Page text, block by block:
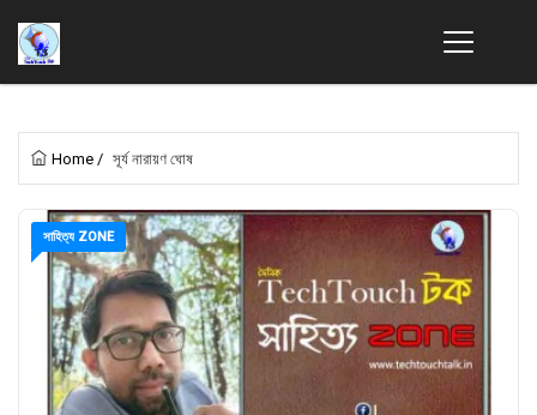
Home / সূর্য নারায়ণ ঘোষ
সাহিত্য ZONE